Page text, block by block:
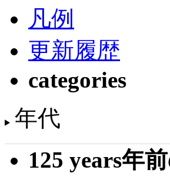
凡例
更新履歴
categories
年代
125 years年